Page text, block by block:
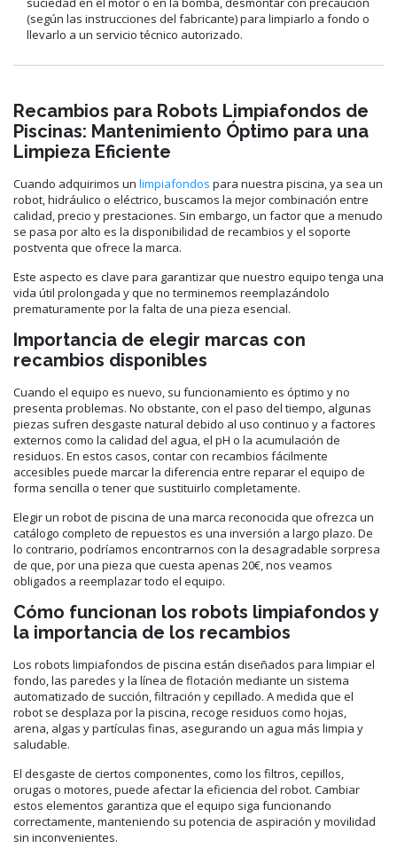
(según las instrucciones del fabricante) para limpiarlo a fondo o
llevarlo a un servicio técnico autorizado.
Recambios para Robots Limpiafondos de
Piscinas: Mantenimiento Óptimo para una
Limpieza Eficiente
Cuando adquirimos un limpiafondos para nuestra piscina, ya sea un
robot, hidráulico o eléctrico, buscamos la mejor combinación entre
calidad, precio y prestaciones. Sin embargo, un factor que a menudo
se pasa por alto es la disponibilidad de recambios y el soporte
postventa que ofrece la marca.
Este aspecto es clave para garantizar que nuestro equipo tenga una
vida útil prolongada y que no terminemos reemplazándolo
prematuramente por la falta de una pieza esencial.
Importancia de elegir marcas con
recambios disponibles
Cuando el equipo es nuevo, su funcionamiento es óptimo y no
presenta problemas. No obstante, con el paso del tiempo, algunas
piezas sufren desgaste natural debido al uso continuo y a factores
externos como la calidad del agua, el pH o la acumulación de
residuos. En estos casos, contar con recambios fácilmente
accesibles puede marcar la diferencia entre reparar el equipo de
forma sencilla o tener que sustituirlo completamente.
Elegir un robot de piscina de una marca reconocida que ofrezca un
catálogo completo de repuestos es una inversión a largo plazo. De
lo contrario, podríamos encontrarnos con la desagradable sorpresa
de que, por una pieza que cuesta apenas 20€, nos veamos
obligados a reemplazar todo el equipo.
Cómo funcionan los robots limpiafondos y
la importancia de los recambios
Los robots limpiafondos de piscina están diseñados para limpiar el
fondo, las paredes y la línea de flotación mediante un sistema
automatizado de succión, filtración y cepillado. A medida que el
robot se desplaza por la piscina, recoge residuos como hojas,
arena, algas y partículas finas, asegurando un agua más limpia y
saludable.
El desgaste de ciertos componentes, como los filtros, cepillos,
orugas o motores, puede afectar la eficiencia del robot. Cambiar
estos elementos garantiza que el equipo siga funcionando
correctamente, manteniendo su potencia de aspiración y movilidad
sin inconvenientes.